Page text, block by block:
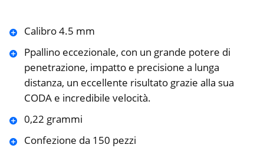
Calibro 4.5 mm
Ppallino eccezionale, con un grande potere di
penetrazione, impatto e precisione a lunga
distanza, un eccellente risultato grazie alla sua
CODA e incredibile velocità.
0,22 grammi
Confezione da 150 pezzi